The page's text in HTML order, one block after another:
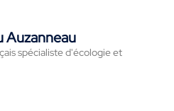
Auzanneau
spécialiste d'écologie et